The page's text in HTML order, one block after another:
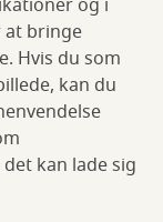
og i
at bringe
Hvis du som
kan du
kan lade sig